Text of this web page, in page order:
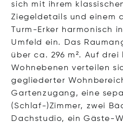
sich mit ihrem
Ziegeldetails und einem
Turm-Erker harmonisch
Umfeld ein. Das
über ca. 296 m². Auf
Wohnebenen verteilen
gegliederter
Gartenzugang, eine
(Schlaf-)Zimmer, zwei
Dachstudio, ein Gäste-